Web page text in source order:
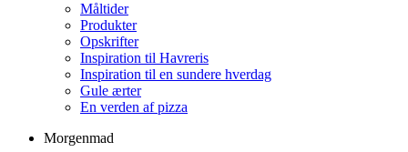
Måltider
Produkter
Opskrifter
Inspiration til Havreris
Inspiration til en sundere hverdag
Gule ærter
En verden af pizza
Morgenmad